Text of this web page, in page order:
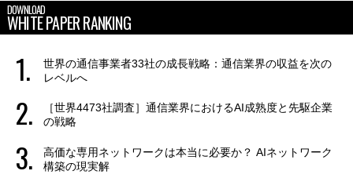
DOWNLOAD
WHITE PAPER RANKING
世界の通信事業者33社の成長戦略：通信業界の収益を次の
レベルへ
［世界4473社調査］通信業界におけるAI成熟度と先駆企業
の戦略
高価な専用ネットワークは本当に必要か？ AIネットワーク
構築の現実解